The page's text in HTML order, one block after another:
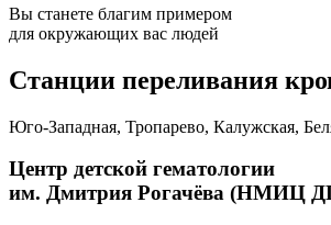
Вы станете благим примером
для окружающих вас людей
Станции переливания
Юго-Западная, Тропарево, Калужская,
Центр детской гематологии
им. Дмитрия Рогачёва (НМИЦ